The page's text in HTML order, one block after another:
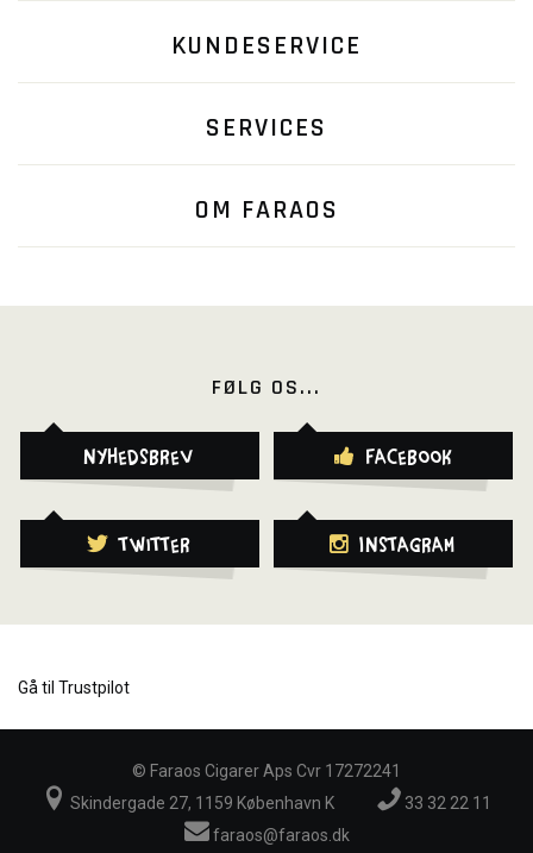
KUNDESERVICE
SERVICES
OM FARAOS
FØLG OS...
Nyhedsbrev Facebook
Twitter Instagram
Gå til Trustpilot
© Faraos Cigarer Aps Cvr 17272241
Skindergade 27, 1159 København K
33 32 22 11
faraos@faraos.dk